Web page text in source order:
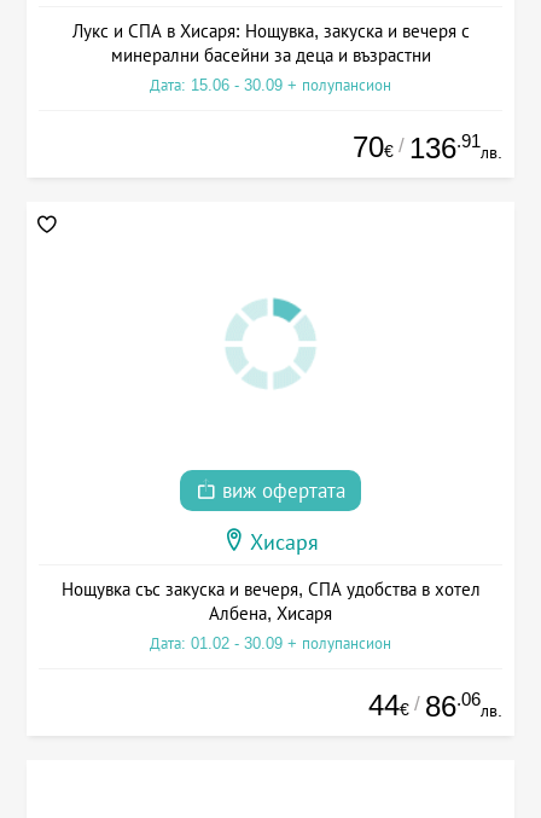
Лукс и СПА в Хисаря: Нощувка, закуска и вечеря с
минерални басейни за деца и възрастни
Дата: 15.06 - 30.09 + полупансион
70€ / 136.91
лв.
виж офертата
Хисаря
Нощувка със закуска и вечеря, СПА удобства в хотел
Албена, Хисаря
Дата: 01.02 - 30.09 + полупансион
44€ / 86.06
лв.